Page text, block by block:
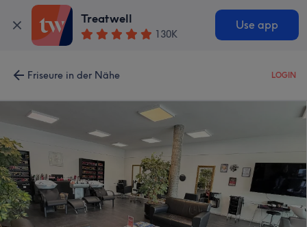
Treatwell
130K
Use app
Friseure in der Nähe LOGIN